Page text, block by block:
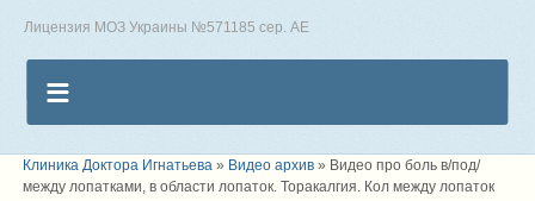
Лицензия МОЗ Украины №571185 сер. АЕ
Клиника Доктора Игнатьева » Видео архив » Видео про боль в/под/
между лопатками, в области лопаток. Торакалгия. Кол между лопаток